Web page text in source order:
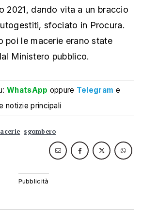
2021, dando vita a un braccio
sfociato in Procura.
poi le macerie erano state
Ministero pubblico.
WhatsApp oppure Telegram e
notizie principali
sgombero